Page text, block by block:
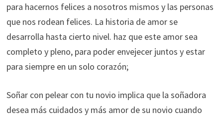
para hacernos felices a nosotros mismos y las personas
que nos rodean felices. La historia de amor se
desarrolla hasta cierto nivel. haz que este amor sea
completo y pleno, para poder envejecer juntos y estar
para siempre en un solo corazón;
Soñar con pelear con tu novio implica que la soñadora
desea más cuidados y más amor de su novio cuando